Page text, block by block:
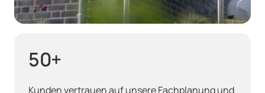
50+
Kunden vertrauen auf unsere Fachplanung und